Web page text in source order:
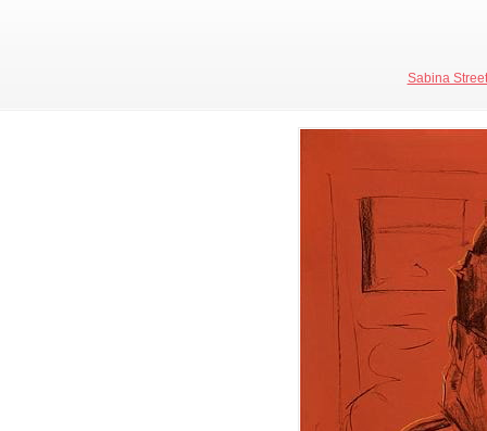
Sabina